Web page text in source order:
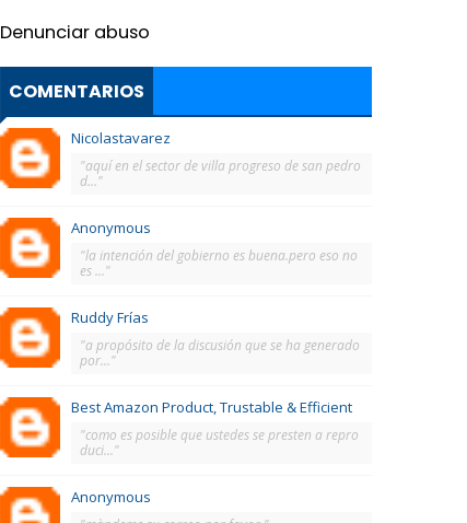
Denunciar abuso
COMENTARIOS
Nicolastavarez
"aquí en el sector de villa progreso de san pedro
d..."
Anonymous
"la intención del gobierno es buena.pero eso no
es ..."
Ruddy Frías
"a propósito de la discusión que se ha generado
por..."
Best Amazon Product, Trustable & Efficient
"como es posible que ustedes se presten a repro
duci..."
Anonymous